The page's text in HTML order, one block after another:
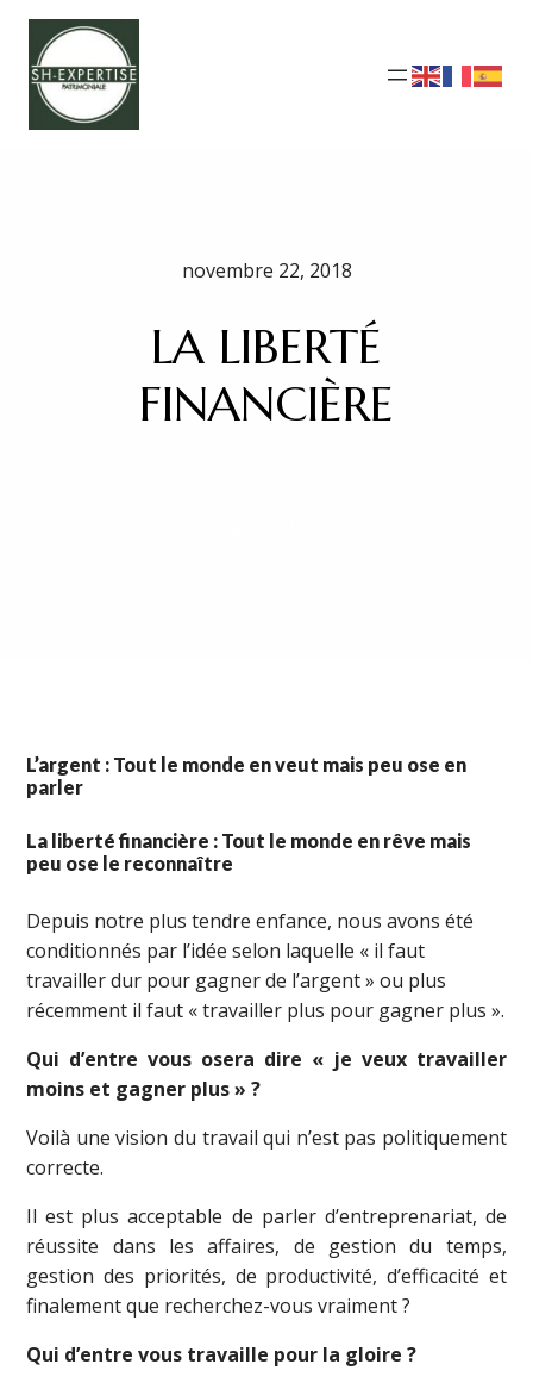
novembre 22, 2018
LA LIBERTÉ
FINANCIÈRE
L’argent : Tout le monde en veut mais peu ose en
parler
La liberté financière : Tout le monde en rêve mais
peu ose le reconnaître
Depuis notre plus tendre enfance, nous avons été
conditionnés par l’idée selon laquelle « il faut
travailler dur pour gagner de l’argent » ou plus
récemment il faut « travailler plus pour gagner plus ».
Qui d’entre vous osera dire « je veux travailler
moins et gagner plus » ?
Voilà une vision du travail qui n’est pas politiquement
correcte.
Il est plus acceptable de parler d’entreprenariat, de
réussite dans les affaires, de gestion du temps,
gestion des priorités, de productivité, d’efficacité et
finalement que recherchez-vous vraiment ?
Qui d’entre vous travaille pour la gloire ?